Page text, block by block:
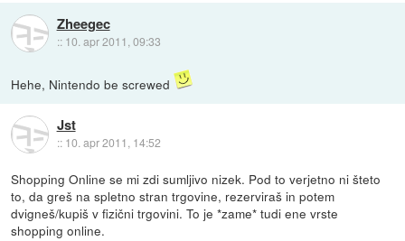
Zheegec
:: 10. apr 2011, 09:33
Hehe, Nintendo be screwed
Jst
:: 10. apr 2011, 14:52
Shopping Online se mi zdi sumljivo nizek. Pod to verjetno ni šteto
to, da greš na spletno stran trgovine, rezerviraš in potem
dvigneš/kupiš v fizični trgovini. To je *zame* tudi ene vrste
shopping online.